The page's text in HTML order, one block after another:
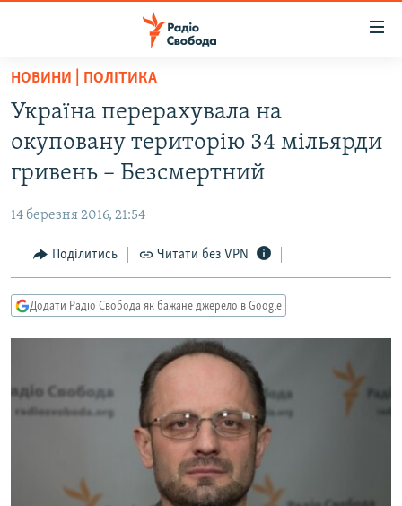
Перейти
основного
матеріалу
Перейти
до
основної
навігації
Перейти
до
пошуку
ВСЕ ЗА ДОБУ
СТАТТІ
ЕКОНОМІКА
СУСПІЛЬСТВО
СВІТ
РОСІЙСЬКА «ФІЛЬТРАЦІЯ»
ДОНБАС.РЕАЛІЇ
ТИ ЯК?
КИТАЙ.ВИКЛИКИ
МУЛЬТИМЕДІА
СПЕЦПРОЄКТИ
НОВИНИ | ПОЛІТИКА
Україна перерахувала на
окуповану територію 34 мільярди
гривень – Безсмертний
14 березня 2016, 21:54
Поділитись Читати без VPN
Додати Радіо Свобода як бажане джерело в Google